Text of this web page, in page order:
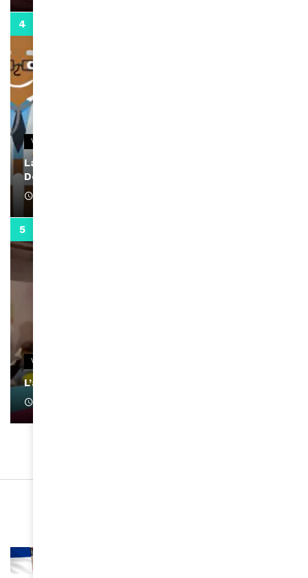
VIDEOS
La rubrique santé speciale coronavirus du
Docteur Makanda
VIDEOS
L’artiste Yoan s’exprime